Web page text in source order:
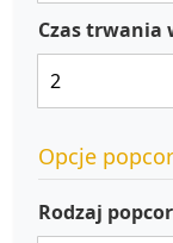
Czas trwania
Opcje
Rodzaj